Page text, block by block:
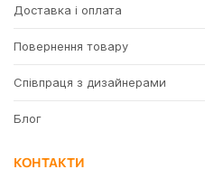
Доставка і оплата
Повернення товару
Співпраця з дизайнерами
Блог
КОНТАКТИ